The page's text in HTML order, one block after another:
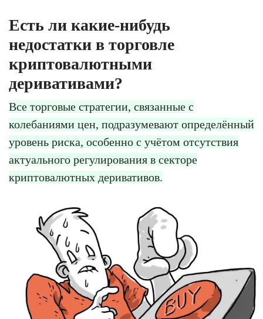
Есть ли какие-нибудь
недостатки в торговле
криптовалютными
деривативами?
Все торговые стратегии, связанные с
колебаниями цен, подразумевают определённый
уровень риска, особенно с учётом отсутствия
актуального регулирования в секторе
криптовалютных деривативов.